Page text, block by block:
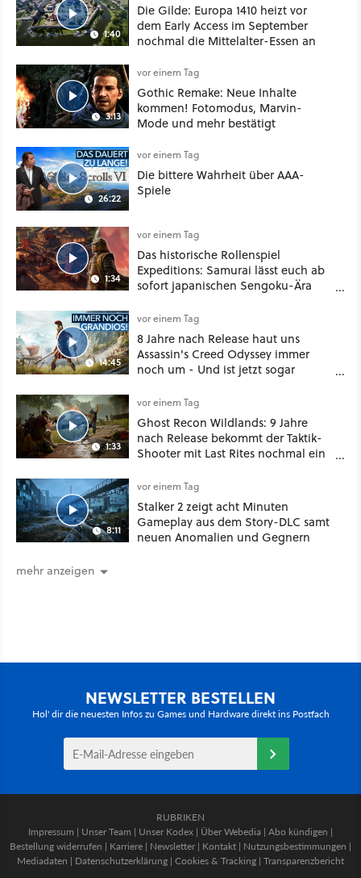
1:40
Die Gilde: Europa 1410 heizt vor
dem Early Access im September
nochmal die Mittelalter-Essen an
3:13
vor einem Tag
Gothic Remake: Neue Inhalte
kommen! Fotomodus, Marvin-
Mode und mehr bestätigt
26:22
vor einem Tag
Die bittere Wahrheit über AAA-
Spiele
1:34
vor einem Tag
Das historische Rollenspiel
Expeditions: Samurai lässt euch ab
sofort japanischen Sengoku-Ära
oder Diplomatie
14:45
vor einem Tag
8 Jahre nach Release haut uns
Assassin's Creed Odyssey immer
noch um - Und ist jetzt sogar
1:33
vor einem Tag
Ghost Recon Wildlands: 9 Jahre
nach Release bekommt der Taktik-
Shooter mit Last Rites nochmal ein
8:11
vor einem Tag
Stalker 2 zeigt acht Minuten
Gameplay aus dem Story-DLC samt
neuen Anomalien und Gegnern
mehr anzeigen
NEWSLETTER BESTELLEN
Hol' dir die neuesten Infos zu Games und Hardware direkt ins Postfach
RUBRIKEN
Impressum | Unser Team | Unser Kodex | Über Webedia | Abo kündigen |
Bestellung widerrufen | Karriere | Newsletter | Kontakt | Nutzungsbestimmungen |
Mediadaten | Datenschutzerklärung | Cookies & Tracking | Transparenzbericht